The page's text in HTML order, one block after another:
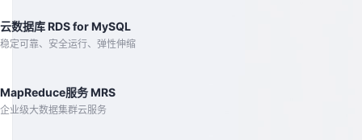
云数据库 RDS for MySQL
稳定可靠、安全运行、弹性伸缩
MapReduce服务 MRS
企业级大数据集群云服务